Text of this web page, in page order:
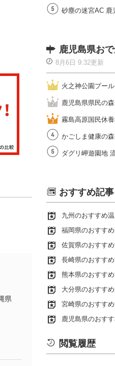
県
砂塵の迷宮AC 鹿
鹿児島県お
8月6日 9:32更新
火之神公園プール
鹿児島県県民の
霧島高原国民休
かごしま健康の
ダグリ岬遊園地
おすすめ記事
九州のおすすめ
福岡県のおすす
佐賀県のおすす
長崎県のおすす
熊本県のおすす
大分県のおすす
宮崎県のおすす
鹿児島県のおす
閲覧履歴